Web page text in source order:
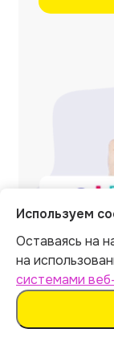
Отзывы
Используем
Оставаясь на
на
системами